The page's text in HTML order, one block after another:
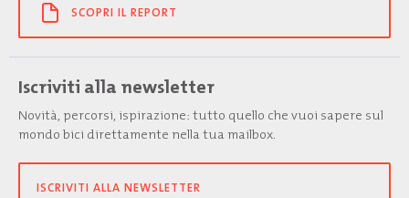
SCOPRI IL REPORT
Iscriviti alla newsletter
Novità, percorsi, ispirazione: tutto quello che vuoi sapere sul
mondo bici direttamente nella tua mailbox.
ISCRIVITI ALLA NEWSLETTER